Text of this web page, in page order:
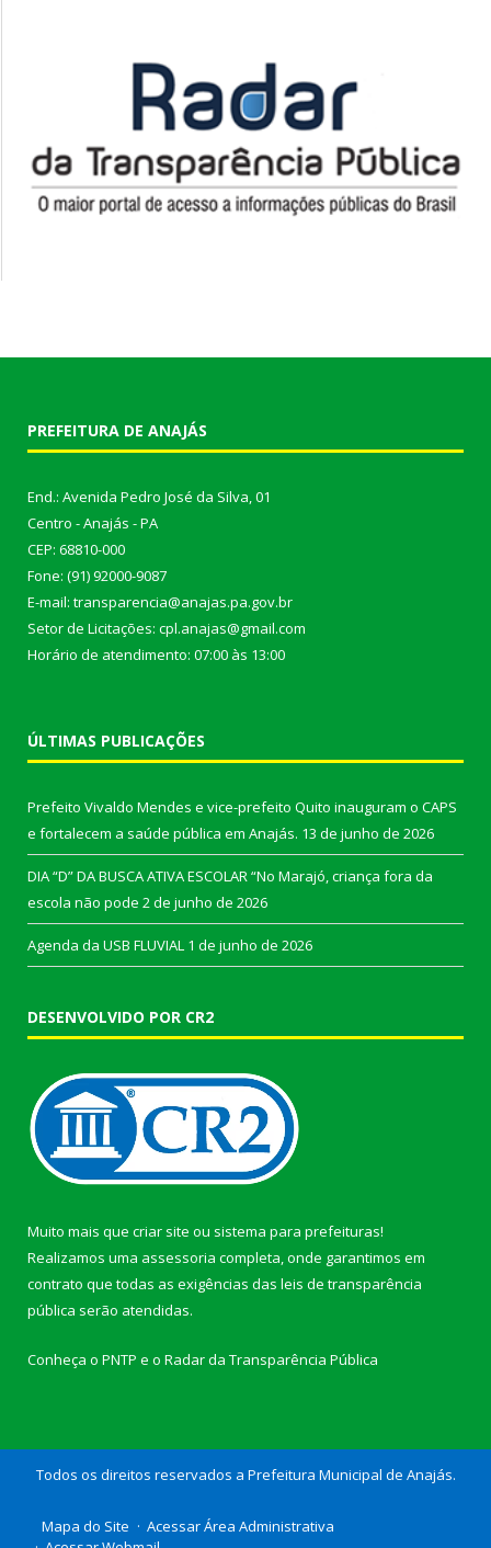
PREFEITURA DE ANAJÁS
End.: Avenida Pedro José da Silva, 01
Centro - Anajás - PA
CEP: 68810-000
Fone: (91) 92000-9087
E-mail: transparencia@anajas.pa.gov.br
Setor de Licitações: cpl.anajas@gmail.com
Horário de atendimento: 07:00 às 13:00
ÚLTIMAS PUBLICAÇÕES
Prefeito Vivaldo Mendes e vice-prefeito Quito inauguram o CAPS
e fortalecem a saúde pública em Anajás. 13 de junho de 2026
DIA “D” DA BUSCA ATIVA ESCOLAR “No Marajó, criança fora da
escola não pode 2 de junho de 2026
Agenda da USB FLUVIAL 1 de junho de 2026
DESENVOLVIDO POR CR2
Muito mais que criar site ou sistema para prefeituras!
Realizamos uma assessoria completa, onde garantimos em
contrato que todas as exigências das leis de transparência
pública serão atendidas.
Conheça o PNTP e o Radar da Transparência Pública
Todos os direitos reservados a Prefeitura Municipal de Anajás.
Mapa do Site
Acessar Área Administrativa